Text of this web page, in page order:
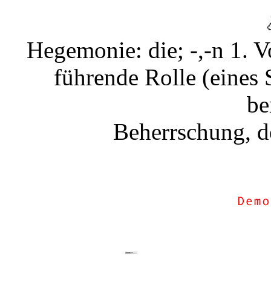
Hegemonie: die; -,-n 1.
führende Rolle (eines
Beherrschung,